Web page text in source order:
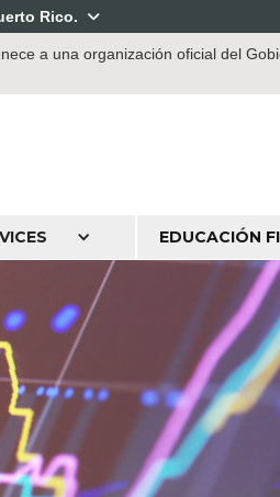
Rico. 
a una organización oficial del
EDUCACIÓN